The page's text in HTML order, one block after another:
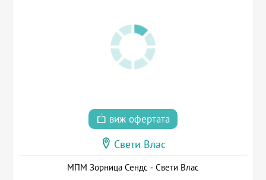
виж офертата
Свети Влас
МПМ Зорница Сендс - Свети Влас